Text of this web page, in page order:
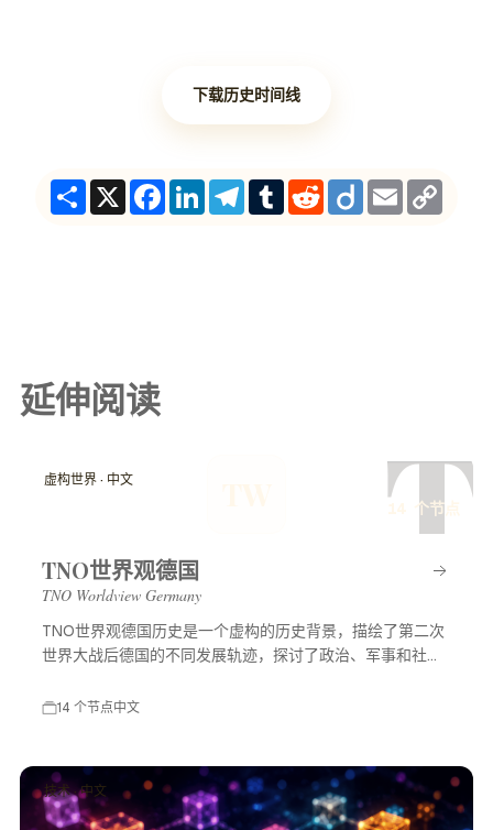
下载历史时间线
ShareX Facebook
LinkedInTelegram
TumblrRedditDiigoEmail
延伸阅读
T
虚构世界 · 中文
14 个节点
TNO世界观德国
TNO Worldview Germany
TNO世界观德国历史是一个虚构的历史背景，描绘了第二次
世界大战后德国的不同发展轨迹，探讨了政治、军事和社会
14 个节点中文
技术 · 中文